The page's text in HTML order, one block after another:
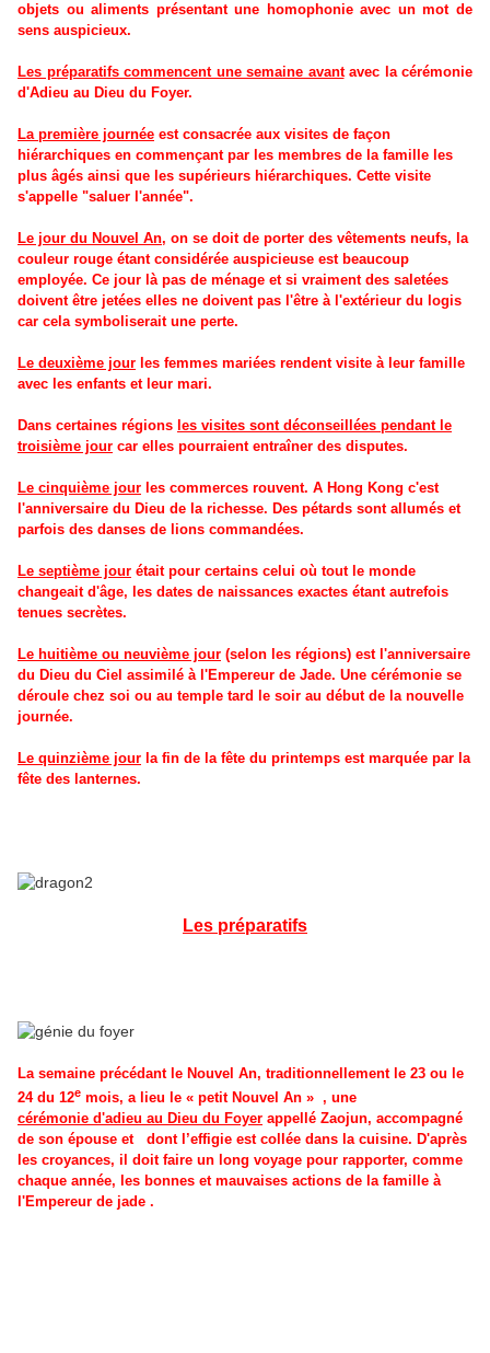
objets ou aliments présentant une homophonie avec un mot de
sens auspicieux.
Les préparatifs commencent une semaine avantavec la cérémonie
d'Adieu au Dieu du Foyer.
La première journée est consacrée aux visites de façon
hiérarchiques en commençant par les membres de la famille les
plus âgés ainsi que les supérieurs hiérarchiques. Cette visite
s'appelle "saluer l'année".
Le jour du Nouvel An, on se doit de porter des vêtements neufs, la
couleur rouge étant considérée auspicieuse est beaucoup
employée. Ce jour là pas de ménage et si vraiment des saletées
doivent être jetées elles ne doivent pas l'être à l'extérieur du logis
car cela symboliserait une perte.
Le deuxième jour les femmes mariées rendent visite à leur famille
avec les enfants et leur mari.
Dans certaines régions les visites sont déconseillées pendant le
troisième jour car elles pourraient entraîner des disputes.
Le cinquième jour les commerces rouvent. A Hong Kong c'est
l'anniversaire du Dieu de la richesse. Des pétards sont allumés et
parfois des danses de lions commandées.
Le septième jour était pour certains celui où tout le monde
changeait d'âge, les dates de naissances exactes étant autrefois
tenues secrètes.
Le huitième ou neuvième jour (selon les régions) est l'anniversaire
du Dieu du Ciel assimilé à l'Empereur de Jade. Une cérémonie se
déroule chez soi ou au temple tard le soir au début de la nouvelle
journée.
Le quinzième jour la fin de la fête du printemps est marquée par la
fête des lanternes.
Les préparatifs
La semaine précédant le Nouvel An, traditionnellement le 23 ou le
24 du 12e mois, a lieu le « petit Nouvel An » , une
cérémonie d'adieu au Dieu du Foyer appellé Zaojun, accompagné
de son épouse et
dont l’effigie est collée dans la cuisine. D'après
les croyances, il doit faire un long voyage pour rapporter, comme
chaque année, les bonnes et mauvaises actions de la famille à
l'Empereur de jade .